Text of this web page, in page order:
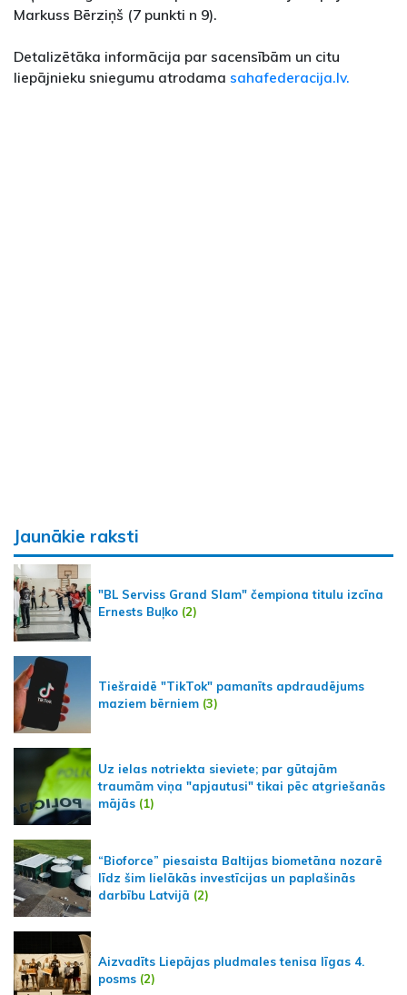
Markuss Bērziņš (7 punkti n 9).
Detalizētāka informācija par sacensībām un citu
liepājnieku sniegumu atrodama sahafederacija.lv.
Jaunākie raksti
"BL Serviss Grand Slam" čempiona titulu izcīna
Ernests Buļko (2)
Tiešraidē "TikTok" pamanīts apdraudējums
maziem bērniem (3)
Uz ielas notriekta sieviete; par gūtajām
traumām viņa "apjautusi" tikai pēc atgriešanās
mājās (1)
“Bioforce” piesaista Baltijas biometāna nozarē
līdz šim lielākās investīcijas un paplašinās
darbību Latvijā (2)
Aizvadīts Liepājas pludmales tenisa līgas 4.
posms (2)